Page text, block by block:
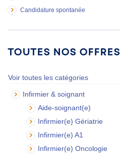
Candidature spontanée
Toutes nos offres
Voir toutes les catégories
Infirmier & soignant
Aide-soignant(e)
Infirmier(e) Gériatrie
Infirmier(e) A1
Infirmier(e) Oncologie